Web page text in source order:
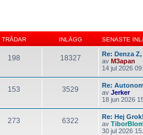
TRÅDAR INLÄGG SENASTE
198 18327
Re: Denza
av M3apan
14 jul 2026
153 3529
Re:
av Jerker
18 jun 2026
273 6322
Re: Hej Grok!
av
30 jul 2026